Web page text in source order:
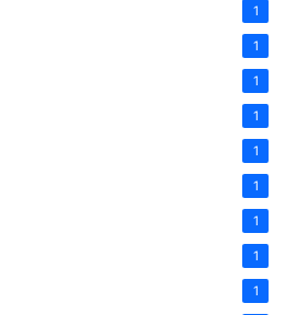
1
1
1
1
1
1
1
1
1